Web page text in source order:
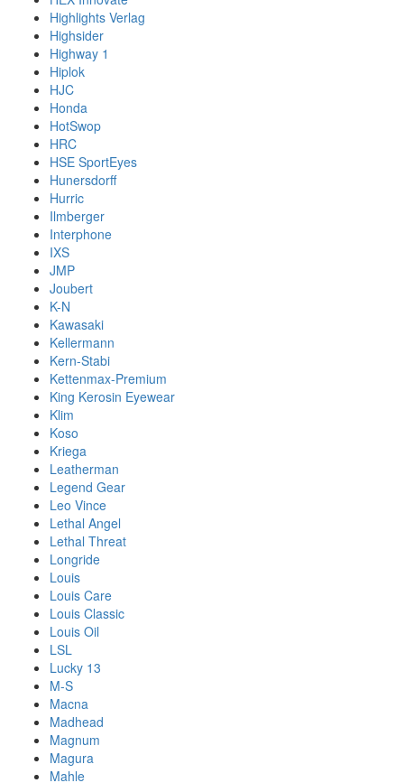
Highlights Verlag
Highsider
Highway 1
Hiplok
HJC
Honda
HotSwop
HRC
HSE SportEyes
Hunersdorff
Hurric
Ilmberger
Interphone
IXS
JMP
Joubert
K-N
Kawasaki
Kellermann
Kern-Stabi
Kettenmax-Premium
King Kerosin Eyewear
Klim
Koso
Kriega
Leatherman
Legend Gear
Leo Vince
Lethal Angel
Lethal Threat
Longride
Louis
Louis Care
Louis Classic
Louis Oil
LSL
Lucky 13
M-S
Macna
Madhead
Magnum
Magura
Mahle